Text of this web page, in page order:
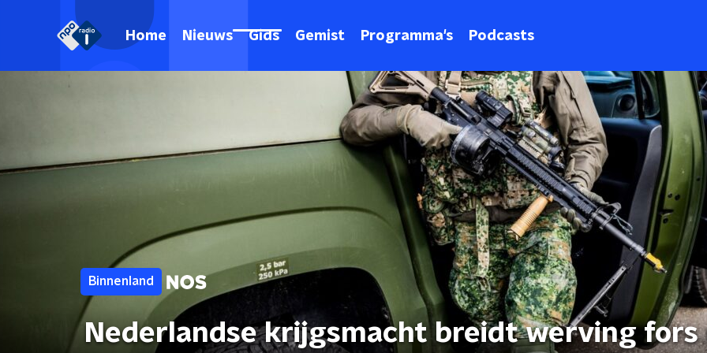
Home Nieuws Gids Gemist Programma's Podcasts
Binnenland
Nederlandse krijgsmacht breidt werving fors